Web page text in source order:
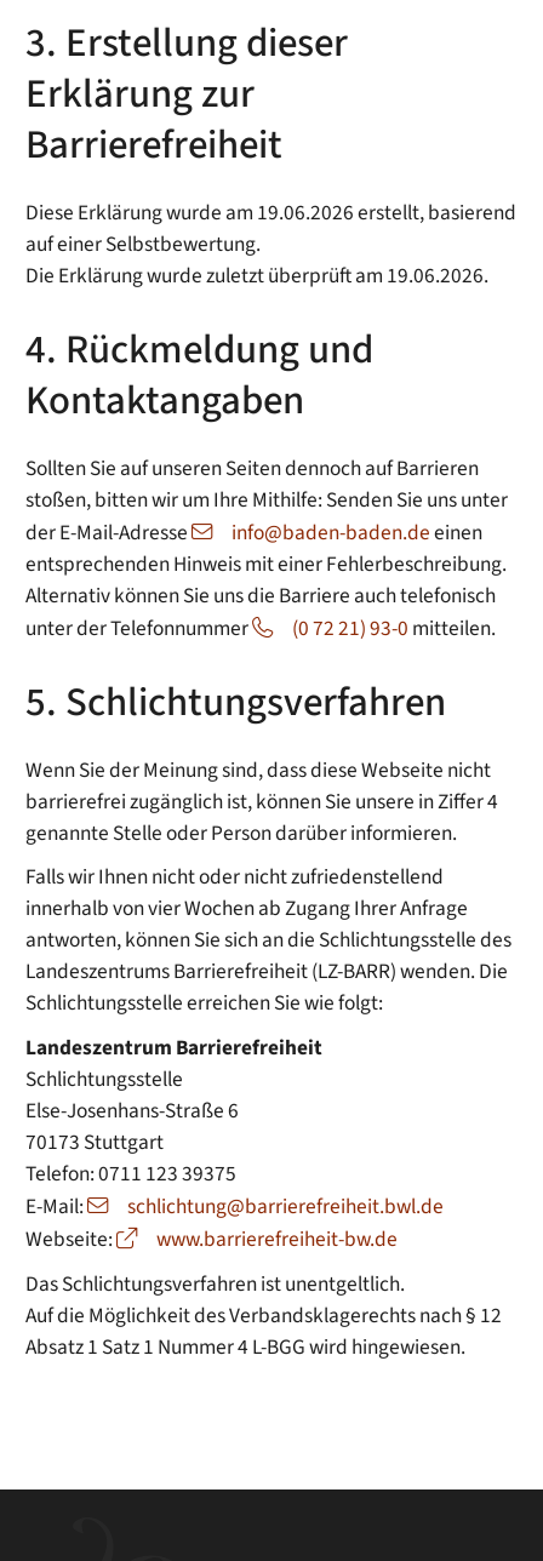
3. Erstellung dieser
Erklärung zur
Barrierefreiheit
Diese Erklärung wurde am 19.06.2026 erstellt, basierend
auf einer Selbstbewertung.
Die Erklärung wurde zuletzt überprüft am 19.06.2026.
4. Rückmeldung und
Kontaktangaben
Sollten Sie auf unseren Seiten dennoch auf Barrieren
stoßen, bitten wir um Ihre Mithilfe: Senden Sie uns unter
der E-Mail-Adresse
info@baden-baden.deeinen
entsprechenden Hinweis mit einer Fehlerbeschreibung.
Alternativ können Sie uns die Barriere auch telefonisch
unter der Telefonnummer
(0 72 21) 93-0 mitteilen.
5. Schlichtungsverfahren
Wenn Sie der Meinung sind, dass diese Webseite nicht
barrierefrei zugänglich ist, können Sie unsere in Ziffer 4
genannte Stelle oder Person darüber informieren.
Falls wir Ihnen nicht oder nicht zufriedenstellend
innerhalb von vier Wochen ab Zugang Ihrer Anfrage
antworten, können Sie sich an die Schlichtungsstelle des
Landeszentrums Barrierefreiheit (LZ-BARR) wenden. Die
Schlichtungsstelle erreichen Sie wie folgt:
Landeszentrum Barrierefreiheit
Schlichtungsstelle
Else-Josenhans-Straße 6
70173 Stuttgart
Telefon: 0711 123 39375
E-Mail:
schlichtung@barrierefreiheit.bwl.de
Webseite:
www.barrierefreiheit-bw.de
Das Schlichtungsverfahren ist unentgeltlich.
Auf die Möglichkeit des Verbandsklagerechts nach § 12
Absatz 1 Satz 1 Nummer 4 L-BGG wird hingewiesen.